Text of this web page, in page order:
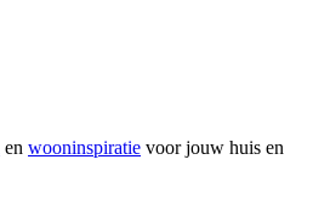
en wooninspiratie voor jouw huis en